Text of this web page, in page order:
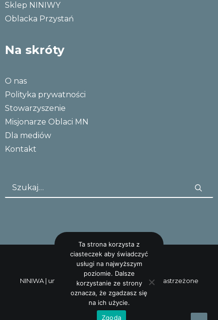
Sklep NINIWY
Oblacka Przystań
Na skróty
O nas
Polityka prywatności
Stowarzyszenie
Misjonarze Oblaci MN
Dla mediów
Kontakt
NINIWA | uncreative: studioWszystkie prawa zastrzeżone
Ta strona korzysta z
ciasteczek aby świadczyć
usługi na najwyższym
poziomie. Dalsze
korzystanie ze strony
oznacza, że zgadzasz się
na ich użycie.
Zgoda